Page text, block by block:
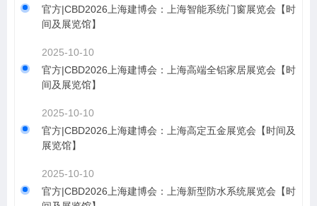
官方|CBD2026上海建博会：上海智能系统门窗展览会【时
间及展览馆】
2025-10-10
官方|CBD2026上海建博会：上海高端全铝家居展览会【时
间及展览馆】
2025-10-10
官方|CBD2026上海建博会：上海高定五金展览会【时间及
展览馆】
2025-10-10
官方|CBD2026上海建博会：上海新型防水系统展览会【时